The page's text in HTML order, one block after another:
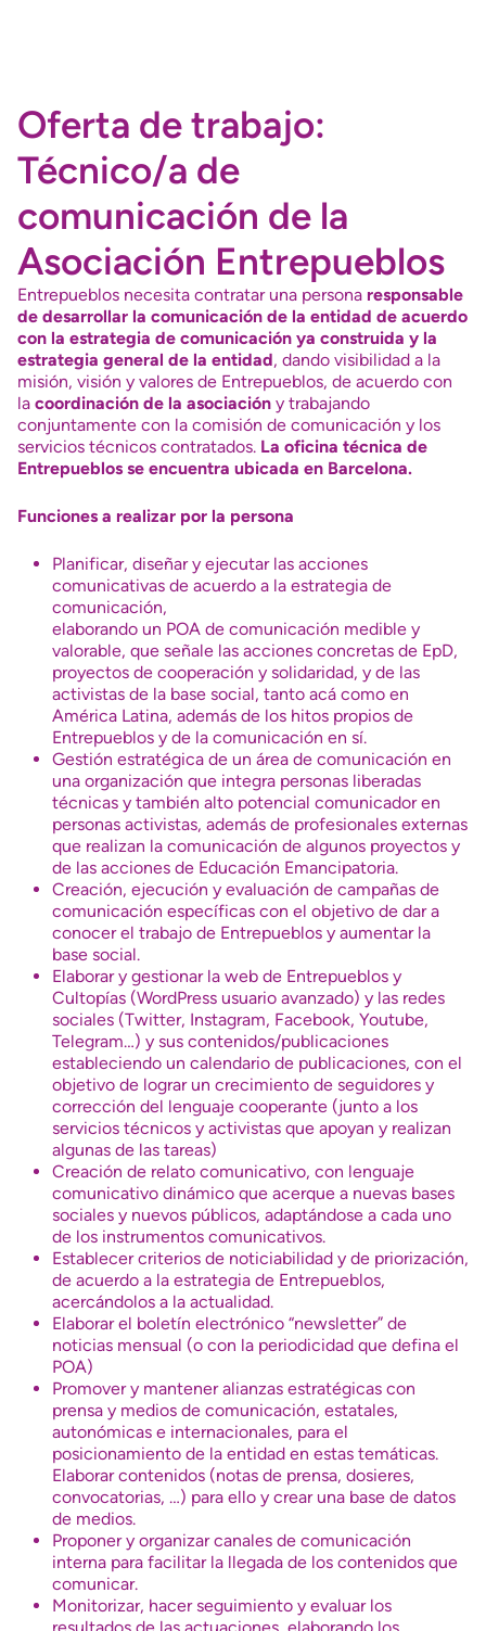
Oferta de trabajo:
Técnico/a de
comunicación de la
Asociación Entrepueblos
Entrepueblos necesita contratar una persona responsable
de desarrollar la comunicación de la entidad de acuerdo
con la estrategia de comunicación ya construida y la
estrategia general de la entidad, dando visibilidad a la
misión, visión y valores de Entrepueblos, de acuerdo con
la coordinación de la asociación y trabajando
conjuntamente con la comisión de comunicación y los
servicios técnicos contratados. La oficina técnica de
Entrepueblos se encuentra ubicada en Barcelona.
Funciones a realizar por la persona
Planificar, diseñar y ejecutar las acciones
comunicativas de acuerdo a la estrategia de
comunicación,
elaborando un POA de comunicación medible y
valorable, que señale las acciones concretas de EpD,
proyectos de cooperación y solidaridad, y de las
activistas de la base social, tanto acá como en
América Latina, además de los hitos propios de
Entrepueblos y de la comunicación en sí.
Gestión estratégica de un área de comunicación en
una organización que integra personas liberadas
técnicas y también alto potencial comunicador en
personas activistas, además de profesionales externas
que realizan la comunicación de algunos proyectos y
de las acciones de Educación Emancipatoria.
Creación, ejecución y evaluación de campañas de
comunicación específicas con el objetivo de dar a
conocer el trabajo de Entrepueblos y aumentar la
base social.
Elaborar y gestionar la web de Entrepueblos y
Cultopías (WordPress usuario avanzado) y las redes
sociales (Twitter, Instagram, Facebook, Youtube,
Telegram…) y sus contenidos/publicaciones
estableciendo un calendario de publicaciones, con el
objetivo de lograr un crecimiento de seguidores y
corrección del lenguaje cooperante (junto a los
servicios técnicos y activistas que apoyan y realizan
algunas de las tareas)
Creación de relato comunicativo, con lenguaje
comunicativo dinámico que acerque a nuevas bases
sociales y nuevos públicos, adaptándose a cada uno
de los instrumentos comunicativos.
Establecer criterios de noticiabilidad y de priorización,
de acuerdo a la estrategia de Entrepueblos,
acercándolos a la actualidad.
Elaborar el boletín electrónico “newsletter” de
noticias mensual (o con la periodicidad que defina el
POA)
Promover y mantener alianzas estratégicas con
prensa y medios de comunicación, estatales,
autonómicas e internacionales, para el
posicionamiento de la entidad en estas temáticas.
Elaborar contenidos (notas de prensa, dosieres,
convocatorias, …) para ello y crear una base de datos
de medios.
Proponer y organizar canales de comunicación
interna para facilitar la llegada de los contenidos que
comunicar.
Monitorizar, hacer seguimiento y evaluar los